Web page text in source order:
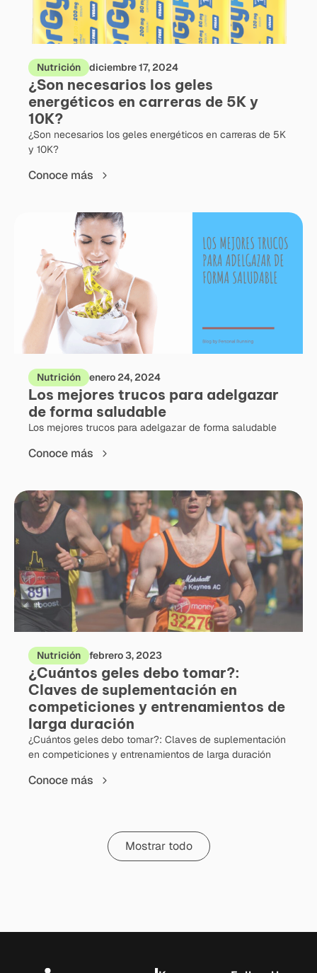
Nutrición diciembre 17, 2024
¿Son necesarios los geles
energéticos en carreras de 5K y
10K?
¿Son necesarios los geles energéticos en carreras de 5K
y 10K?
Conoce más
Nutrición enero 24, 2024
Los mejores trucos para adelgazar
de forma saludable
Los mejores trucos para adelgazar de forma saludable
Conoce más
Nutrición febrero 3, 2023
¿Cuántos geles debo tomar?:
Claves de suplementación en
competiciones y entrenamientos de
larga duración
¿Cuántos geles debo tomar?: Claves de suplementación
en competiciones y entrenamientos de larga duración
Conoce más
Mostrar todo